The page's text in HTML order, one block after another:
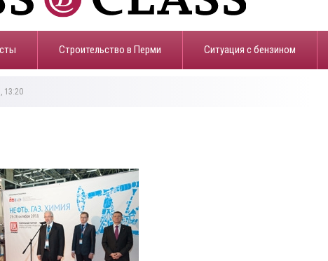
Строительство в Перми ​Ситуация с бензином
13:20